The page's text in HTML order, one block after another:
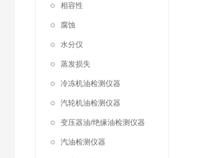
相容性
腐蚀
水分仪
蒸发损失
冷冻机油检测仪器
汽轮机油检测仪器
变压器油/绝缘油检测仪器
汽油检测仪器